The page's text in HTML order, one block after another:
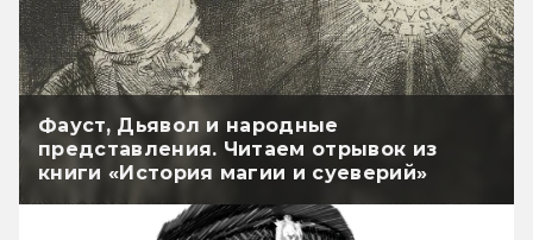
Фауст, Дьявол и народные
представления. Читаем отрывок из
книги «История магии и суеверий»